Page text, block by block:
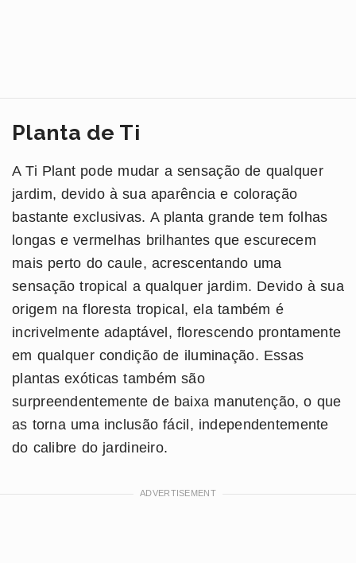
Planta de Ti
A Ti Plant pode mudar a sensação de qualquer
jardim, devido à sua aparência e coloração
bastante exclusivas. A planta grande tem folhas
longas e vermelhas brilhantes que escurecem
mais perto do caule, acrescentando uma
sensação tropical a qualquer jardim. Devido à sua
origem na floresta tropical, ela também é
incrivelmente adaptável, florescendo prontamente
em qualquer condição de iluminação. Essas
plantas exóticas também são
surpreendentemente de baixa manutenção, o que
as torna uma inclusão fácil, independentemente
do calibre do jardineiro.